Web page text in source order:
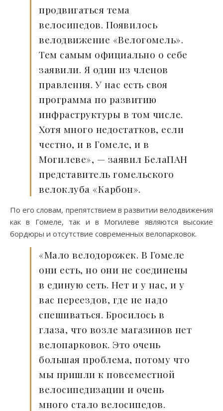
продвигаться тема
велосипедов. Появилось
велодвижение «Велогомель».
Тем самым официально о себе
заявили. Я один из членов
правления. У нас есть своя
программа по развитию
инфраструктуры в том числе.
Хотя много недостатков, если
честно, и в Гомеле, и в
Могилеве», — заявил БелаПАН
представитель гомельского
велоклуба «Карбон».
По его словам, препятствием в развитии велодвижения
как в Гомеле, так и в Могилеве являются высокие
бордюры и отсутствие современных велопарковок.
«Мало велодорожек. В Гомеле
они есть, но они не соединены
в единую сеть. Нет и у нас, и у
вас переездов, где не надо
спешиваться. Бросилось в
глаза, что возле магазинов нет
велопарковок. Это очень
большая проблема, потому что
мы пришли к повсеместной
велосипедизации и очень
много стало велосипедов.